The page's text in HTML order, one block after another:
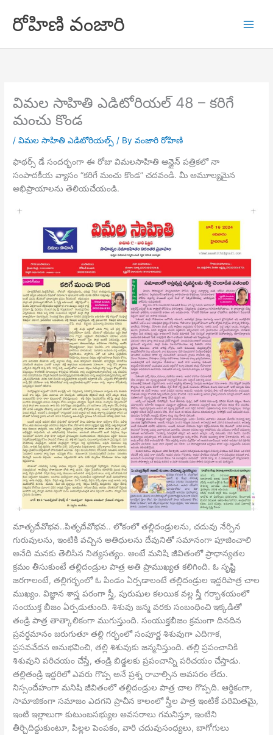
content
రోహిణి వంజారి
విమల సాహితి ఎడిటోరియల్ 48 – కరిగే
మంచు కొండ
/విమల సాహితి ఎడిటోరియల్స్ / Byవంజారి రోహిణి
ఫాథర్స్ డే సందర్భంగా ఈ రోజు విమలసాహితి ఆన్లైన్ పత్రికలో నా
సంపాదకీయ వ్యాసం “కరిగే మంచు కొండ” చదవండి. మీ అమూల్యమైన
అభిప్రాయాలను తెలియచేయండి.
మాతృదేవోభవ..పితృదేవోభవ.. లోకంలో తల్లిదండ్రులను, చదువు నేర్పిన
గురువులను, ఇంటికి వచ్చిన అతిధులను దేవునితో సమానంగా పూజించాలి
అనేది మనకు తెలిసిన నిత్యసత్యం. అంటే మనిషి జీవితంలో ప్రాధాన్యతల
క్రమం తీసుకుంటే తల్లిదండ్రుల పాత్ర అతి ప్రాముఖ్యత కలిగింది. ఓ సృష్టి
జరగాలంటే, తల్లిగర్భంలో ఓ పిండం ఏర్పడాలంటే తల్లిదండ్రుల ఇద్దరిపాత్ర చాల
ముఖ్యం. విజ్ఞాన శాస్త్ర పరంగా స్త్రీ, పురుషుల కలయిక వల్ల స్త్రీ గర్భాశయంలో
సంయుక్త బీజం ఏర్పడుతుంది. శిశువు జన్మ వరకు సంబంధించి ఇక్కడితో
తండ్రి పాత్ర తాత్కాలికంగా ముగుస్తుంది. సంయుక్తబీజం క్రమంగా దినదిన
ప్రవర్ధమానం జరుగుతూ తల్లి గర్భంలో సంపూర్ణ శిశువుగా ఎదిగాక,
ప్రసవవేదన అనుభవించి, తల్లి శిశువుకు జన్మనిస్తుంది. తల్లి ప్రపంచానికి
శిశువుని పరిచయం చేస్తే, తండ్రి బిడ్డలకు ప్రపంచాన్ని పరిచయం చేస్తాడు.
తల్లితండ్రి ఇద్దరిలో ఎవరు గొప్ప అనే ప్రశ్న రావాల్సిన అవసరం లేదు.
నిస్సందేహంగా మనిషి జీవితంలో తల్లిదండ్రుల పాత్ర చాల గొప్పది. ఆర్ధికంగా,
సామాజికంగా సమాజం ఎదగని ప్రాచీన కాలంలో స్త్రీల పాత్ర ఇంటికే పరిమితమై,
ఇంటి ఇల్లాలుగా కుటుంబసభ్యుల అవసరాలు గమనిస్తూ, ఇంటిని
తీర్చిదిద్దుకుంటూ, పిల్లల పెంపకం, వారి చదువుసంధ్యలు, బాగోగులు